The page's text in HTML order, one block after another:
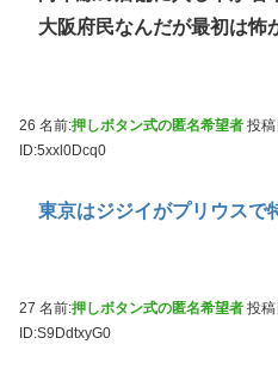
大阪府民なんだが最初は怖
26 名前:押しボタン式の匿名希望者 投
ID:5xxl0Dcq0
東京はジジイがプリウスで
27 名前:押しボタン式の匿名希望者 投
ID:S9DdtxyG0